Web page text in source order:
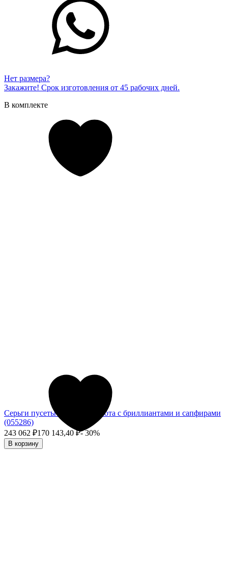
Нет размера?
Закажите! Срок изготовления от 45 рабочих дней.
В комплекте
Серьги пусеты из белого золота с бриллиантами и сапфирами
(055286)
243 062 ₽170 143,40₽- 30%
В корзину